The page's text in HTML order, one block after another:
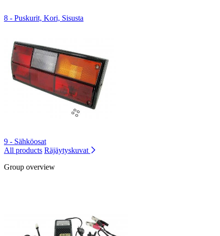
8 - Puskurit, Kori, Sisusta
9 - Sähköosat
All products Räjäytyskuvat
Group overview